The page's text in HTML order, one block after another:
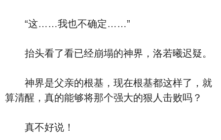
“这……我也不确定……”
抬头看了看已经崩塌的神界，洛若曦迟疑。
神界是父亲的根基，现在根基都这样了，就
算清醒，真的能够将那个强大的狠人击败吗？
真不好说！